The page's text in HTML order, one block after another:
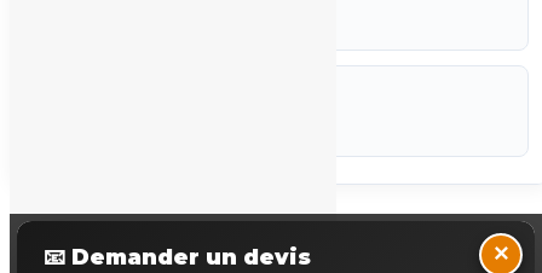
📧 Demander un devis ×
Back to Top